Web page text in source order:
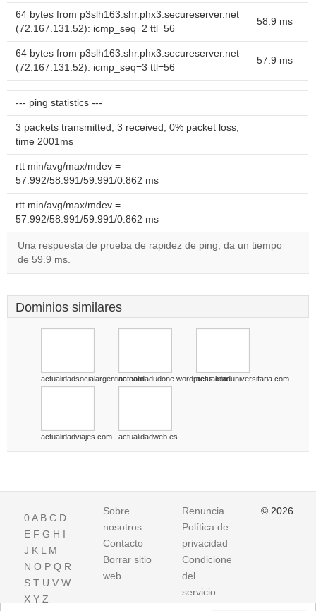
64 bytes from p3slh163.shr.phx3.secureserver.net
(72.167.131.52): icmp_seq=2 ttl=56
58.9 ms
64 bytes from p3slh163.shr.phx3.secureserver.net
(72.167.131.52): icmp_seq=3 ttl=56
57.9 ms
--- ping statistics ---
3 packets transmitted, 3 received, 0% packet loss,
time 2001ms
rtt min/avg/max/mdev =
57.992/58.991/59.991/0.862 ms
rtt min/avg/max/mdev =
57.992/58.991/59.991/0.862 ms
Una respuesta de prueba de rapidez de ping, da un tiempo
de 59.9 ms.
Dominios similares
actualidadsocialargentina.comactualidadudone.wordpress.comactualidaduniversitaria.com
actualidadviajes.com actualidadweb.es
0A B C D
E F G H I
J K L M
N O P Q R
S T U V W
X Y Z
Sobre
nosotros
Contacto
Borrar sitio
web
Renuncia
Política de
privacidad
Condiciones
del
servicio
© 2026